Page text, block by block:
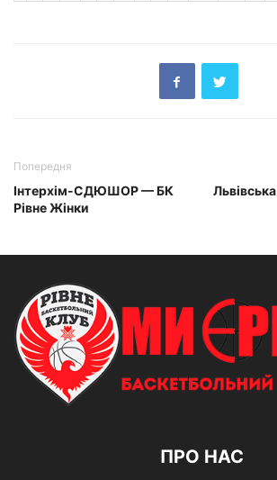
Попередня
Інтерхім-СДЮШОР — БК
Рівне Жінки
ПРО НАС